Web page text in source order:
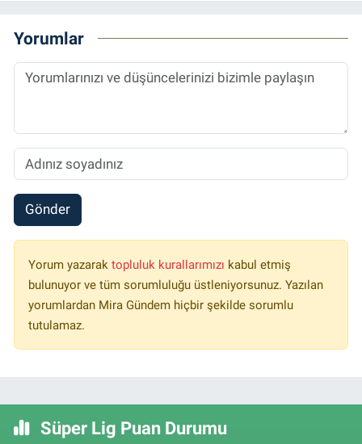
Yorumlar
Gönder
Yorum yazarak topluluk kurallarımızı kabul etmiş
bulunuyor ve tüm sorumluluğu üstleniyorsunuz. Yazılan
yorumlardan Mira Gündem hiçbir şekilde sorumlu
tutulamaz.
Süper Lig Puan Durumu